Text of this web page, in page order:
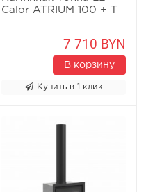
Calor ATRIUM 100 + T
7 710 BYN
В корзину
Купить в 1 клик